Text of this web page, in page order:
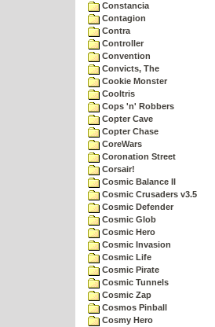
Constancia
Contagion
Contra
Controller
Convention
Convicts, The
Cookie Monster
Cooltris
Cops 'n' Robbers
Copter Cave
Copter Chase
CoreWars
Coronation Street
Corsair!
Cosmic Balance II
Cosmic Crusaders v3.5
Cosmic Defender
Cosmic Glob
Cosmic Hero
Cosmic Invasion
Cosmic Life
Cosmic Pirate
Cosmic Tunnels
Cosmic Zap
Cosmos Pinball
Cosmy Hero